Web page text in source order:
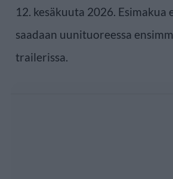
12. kesäkuuta 2026. Esimakua
saadaan uunituoreessa
trailerissa.